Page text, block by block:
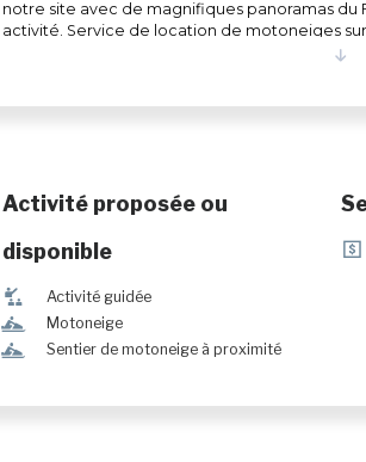
notre site avec de magnifiques panoramas
activité. Service de location de motoneiges
obligatoire) et vêtements nordiques en
Activité proposée ou
disponible
î Activité guidée
n Motoneige
n Sentier de motoneige à proximité
ö